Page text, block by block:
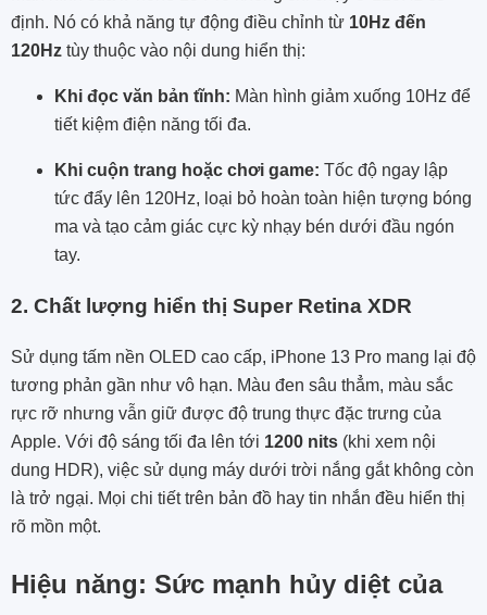
định. Nó có khả năng tự động điều chỉnh từ 10Hz đến
120Hz tùy thuộc vào nội dung hiển thị:
Khi đọc văn bản tĩnh: Màn hình giảm xuống 10Hz để
tiết kiệm điện năng tối đa.
Khi cuộn trang hoặc chơi game: Tốc độ ngay lập
tức đẩy lên 120Hz, loại bỏ hoàn toàn hiện tượng bóng
ma và tạo cảm giác cực kỳ nhạy bén dưới đầu ngón
tay.
2. Chất lượng hiển thị Super Retina XDR
Sử dụng tấm nền OLED cao cấp, iPhone 13 Pro mang lại độ
tương phản gần như vô hạn. Màu đen sâu thẳm, màu sắc
rực rỡ nhưng vẫn giữ được độ trung thực đặc trưng của
Apple. Với độ sáng tối đa lên tới 1200 nits (khi xem nội
dung HDR), việc sử dụng máy dưới trời nắng gắt không còn
là trở ngại. Mọi chi tiết trên bản đồ hay tin nhắn đều hiển thị
rõ mồn một.
Hiệu năng: Sức mạnh hủy diệt của